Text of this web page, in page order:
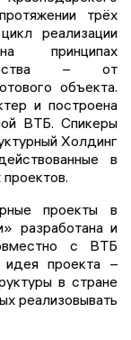
трёх
реализации
принципах
– от
объекта.
и построена
ВТБ. Спикеры
Холдинг
в
проекты в
разработана и
с ВТБ
идея проекта –
в стране
реализовывать